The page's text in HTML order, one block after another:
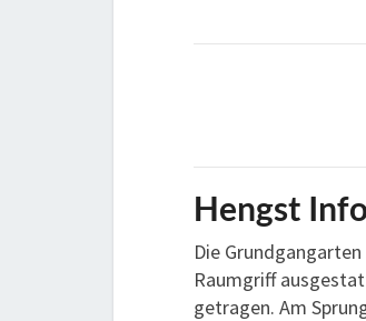
Hengst
Die
Raumgriff
getragen. Am